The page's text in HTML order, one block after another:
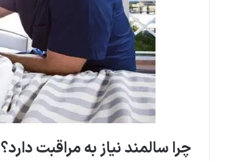
چرا سالمند نیاز به مراقبت دارد؟